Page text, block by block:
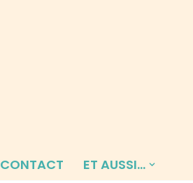
CONTACT ET AUSSI…